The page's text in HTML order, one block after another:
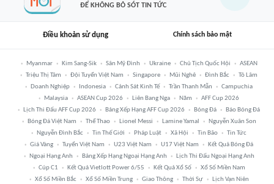
ĐỂ KHÔNG BỎ SÓT TIN TỨC
Điều khoản sử dụng Chính sách bảo mật
Myanmar Kim Sang-Sik Sân Mỹ Đình Ukraine Chủ Tịch Quốc Hội
ASEAN
Triệu Thị Tâm
Đội Tuyển Việt Nam Singapore Mũi Nghê Đình Bắc
Tô Lâm
Doanh Nghiệp
Indonesia Cảnh Sát Kinh Tế Trần Thanh Mẫn
Campuchia
Malaysia
ASEAN Cup 2026 Liên Bang Nga Năm
AFF Cup 2026
Lịch Thi Đấu AFF Cup 2026
Bảng Xếp Hạng AFF Cup 2026 Bóng Đá
Báo Bóng Đá
Bóng Đá Việt Nam
Thể Thao Lionel Messi Lamine Yamal
Nguyễn Xuân Son
Nguyễn Đình Bắc
Tin Thế Giới Pháp Luật Xã Hội Tin Bão
Tin Tức
Giá Vàng
Tuyển Việt Nam U23 Việt Nam U17 Việt Nam
Kết Quả Bóng Đá
Ngoại Hạng Anh
Bảng Xếp Hạng Ngoại Hạng Anh
Lịch Thi Đấu Ngoại Hạng Anh
Cúp C1
Kết Quả Vietlott Power 6/55 Kết Quả Xổ Số
Xổ Số Miền Nam
Xổ Số Miền Bắc
Xổ Số Miền Trung Giao Thông Thời Sự Lịch Vạn Niên